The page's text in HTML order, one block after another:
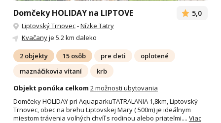
Domčeky HOLIDAY na LIPTOVE 5,0
Liptovský Trnovec-Nízke Tatry
Kvačanyje 5.2 km daleko
2 objekty 15 osôb pre deti
oplotené
maznáčikovia vítaní
krb
Objekt ponúka celkom 2 možnosti ubytovania
Domčeky HOLIDAY pri AquaparkuTATRALANIA 1,8km, Liptovský
Trnovec, obec na brehu Liptovskej Mary ( 500m) je ideálnym
miestom trávenia voľných chvíľ s rodinou alebo priateľmi.... Viac